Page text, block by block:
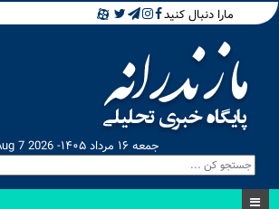
مارا دنبال کنید
جمعه ۱۶ مرداد ۱۴۰۵- Aug 7 2026